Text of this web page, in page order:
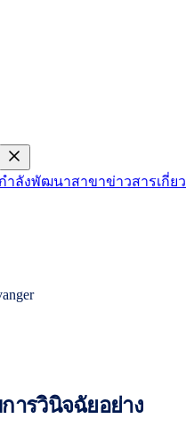
ำลังพัฒนาสาขาข่าวสารเกี่ยว
ารวินิจฉัยอย่าง